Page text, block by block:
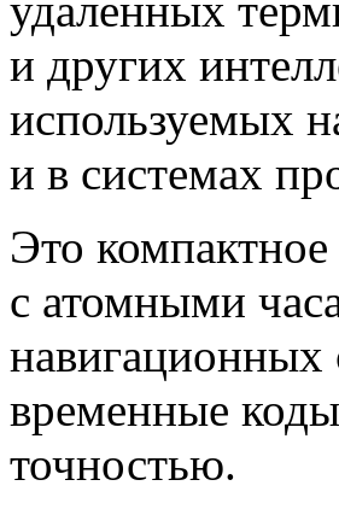
и других
используемых
и в системах
Это
с атомными
временные
точностью.